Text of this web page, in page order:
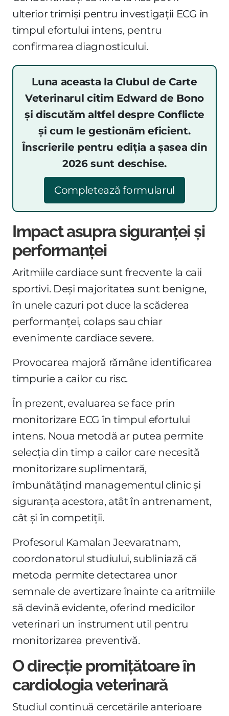
ulterior trimiși pentru investigații ECG în
timpul efortului intens, pentru
confirmarea diagnosticului.
Luna aceasta la Clubul de Carte
Veterinarul citim Edward de Bono
și discutăm altfel despre Conflicte
și cum le gestionăm eficient.
Înscrierile pentru ediția a șasea din
2026 sunt deschise.
Completează formularul
Impact asupra siguranței și
performanței
Aritmiile cardiace sunt frecvente la caii
sportivi. Deși majoritatea sunt benigne,
în unele cazuri pot duce la scăderea
performanței, colaps sau chiar
evenimente cardiace severe.
Provocarea majoră rămâne identificarea
timpurie a cailor cu risc.
În prezent, evaluarea se face prin
monitorizare ECG în timpul efortului
intens. Noua metodă ar putea permite
selecția din timp a cailor care necesită
monitorizare suplimentară,
îmbunătățind managementul clinic și
siguranța acestora, atât în antrenament,
cât și în competiții.
Profesorul Kamalan Jeevaratnam,
coordonatorul studiului, subliniază că
metoda permite detectarea unor
semnale de avertizare înainte ca aritmiile
să devină evidente, oferind medicilor
veterinari un instrument util pentru
monitorizarea preventivă.
O direcție promițătoare în
cardiologia veterinară
Studiul continuă cercetările anterioare